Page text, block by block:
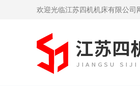
欢迎光临江苏四机机床有限公司